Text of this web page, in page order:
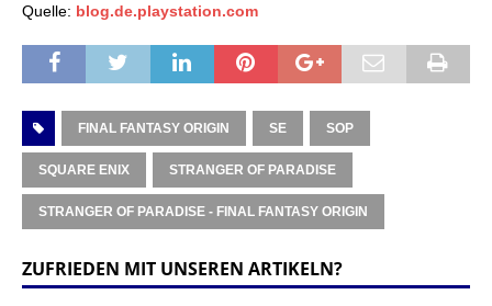
Quelle: blog.de.playstation.com
FINAL FANTASY ORIGIN SE SOP
SQUARE ENIX STRANGER OF PARADISE
STRANGER OF PARADISE - FINAL FANTASY ORIGIN
ZUFRIEDEN MIT UNSEREN ARTIKELN?